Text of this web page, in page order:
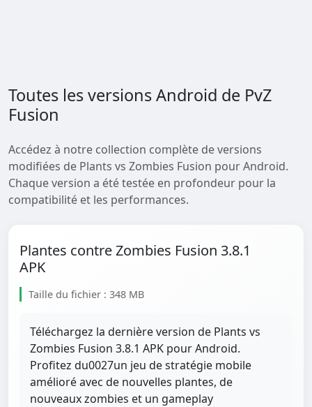
Toutes les versions Android de PvZ
Fusion
Accédez à notre collection complète de versions
modifiées de Plants vs Zombies Fusion pour Android.
Chaque version a été testée en profondeur pour la
compatibilité et les performances.
Plantes contre Zombies Fusion 3.8.1
APK
Taille du fichier : 348 MB
Téléchargez la dernière version de Plants vs
Zombies Fusion 3.8.1 APK pour Android.
Profitez du0027un jeu de stratégie mobile
amélioré avec de nouvelles plantes, de
nouveaux zombies et un gameplay